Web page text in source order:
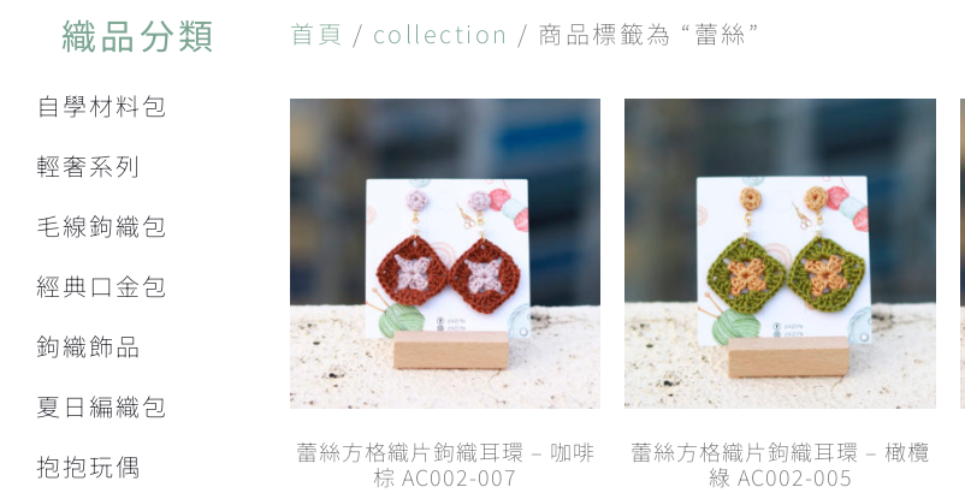
織品分類
自學材料包
輕奢系列
毛線鉤織包
經典口金包
鉤織飾品
夏日編織包
抱抱玩偶
首頁 / collection / 商品標籤為 “蕾絲”
蕾絲方格織片鉤織耳環 – 咖啡
棕 AC002-007
蕾絲方格織片鉤織耳環 – 橄欖
綠 AC002-005